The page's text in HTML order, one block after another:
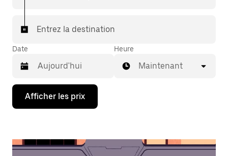
Entrez la destination
Date
Appuyez
la
bas
Heure
Maintenant
Afficher les prix